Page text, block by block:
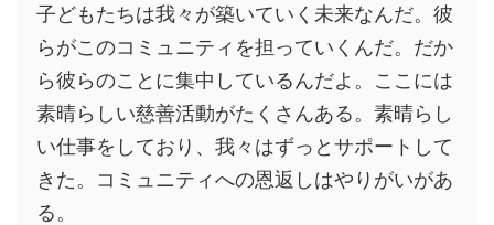
子どもたちは我々が築いていく未来なんだ。彼
らがこのコミュニティを担っていくんだ。だか
ら彼らのことに集中しているんだよ。ここには
素晴らしい慈善活動がたくさんある。素晴らし
い仕事をしており、我々はずっとサポートして
きた。コミュニティへの恩返しはやりがいがあ
る。